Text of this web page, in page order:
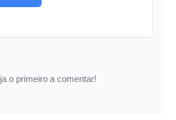
o primeiro a comentar!